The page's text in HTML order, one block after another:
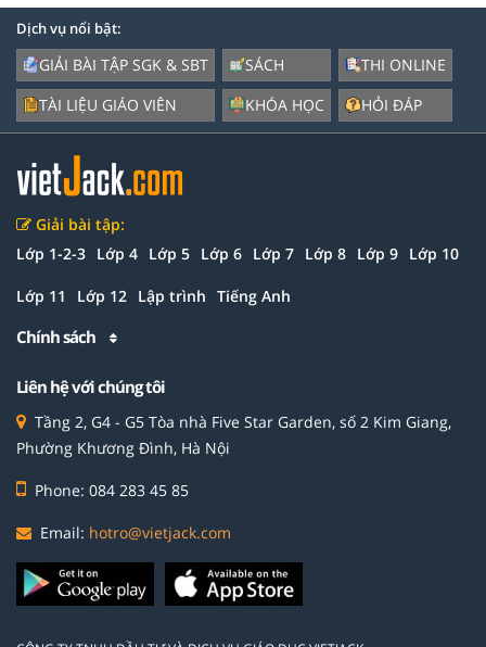
Dịch vụ nổi bật:
GIẢI BÀI TẬP SGK & SBT
TÀI LIỆU GIÁO VIÊN
SÁCH
KHÓA HỌC
THI ONLINE
HỎI ĐÁP
Giải bài tập:
Lớp 1-2-3 Lớp 4 Lớp 5 Lớp 6 Lớp 7 Lớp 8 Lớp 9 Lớp 10
Lớp 11 Lớp 12 Lập trình Tiếng Anh
Chính sách
Liên hệ với chúng tôi
Tầng 2, G4 - G5 Tòa nhà Five Star Garden, số 2 Kim Giang,
Phường Khương Đình, Hà Nội
Phone: 084 283 45 85
Email: hotro@vietjack.com